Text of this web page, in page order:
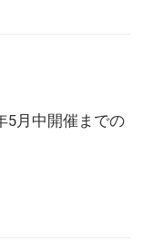
5月中開催までの